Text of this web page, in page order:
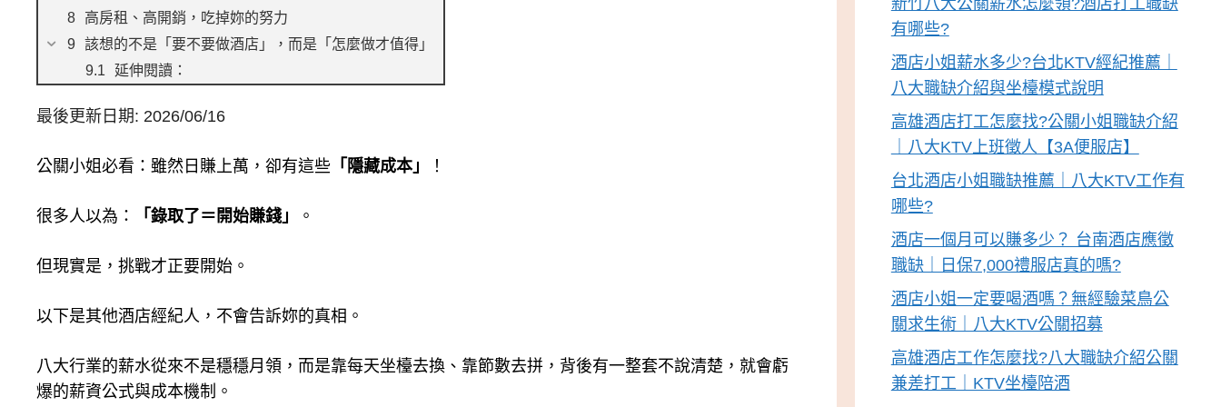
高房租、高開銷，吃掉妳的努力
該想的不是「要不要做酒店」，而是「怎麼做才值得」
延伸閱讀：
最後更新日期: 2026/06/16
公關小姐必看：雖然日賺上萬，卻有這些 「隱藏成本」 ！
很多人以為： 「錄取了＝開始賺錢」 。
但現實是，挑戰才正要開始。
以下是其他酒店經紀人，不會告訴妳的真相。
八大行業的薪水從來不是穩穩月領，而是靠每天坐檯去換、靠節數去拼，背後有一整套不說清楚，就會虧
爆的薪資公式與成本機制。
新竹八大公關薪水怎麼領?酒店打工職缺
有哪些?
酒店小姐薪水多少?台北KTV經紀推薦｜
八大職缺介紹與坐檯模式說明
高雄酒店打工怎麼找?公關小姐職缺介紹
｜八大KTV上班徵人【3A便服店】
台北酒店小姐職缺推薦｜八大KTV工作有
哪些?
酒店一個月可以賺多少？ 台南酒店應徵
職缺｜日保7,000禮服店真的嗎?
酒店小姐一定要喝酒嗎？無經驗菜鳥公
關求生術｜八大KTV公關招募
高雄酒店工作怎麼找?八大職缺介紹公關
兼差打工｜KTV坐檯陪酒